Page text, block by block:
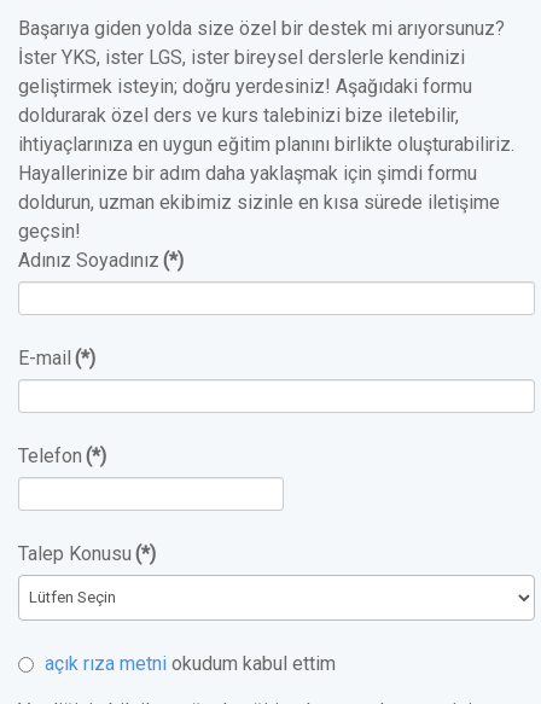
Başarıya giden yolda size özel bir destek mi arıyorsunuz?
İster YKS, ister LGS, ister bireysel derslerle kendinizi
geliştirmek isteyin; doğru yerdesiniz! Aşağıdaki formu
doldurarak özel ders ve kurs talebinizi bize iletebilir,
ihtiyaçlarınıza en uygun eğitim planını birlikte oluşturabiliriz.
Hayallerinize bir adım daha yaklaşmak için şimdi formu
doldurun, uzman ekibimiz sizinle en kısa sürede iletişime
geçsin!
Adınız Soyadınız (*)
E-mail (*)
Telefon (*)
Talep Konusu (*)
açık rıza metni okudum kabul ettim